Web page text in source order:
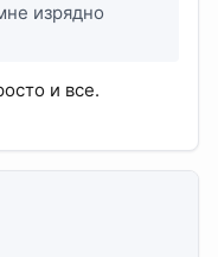
изрядно
и все.